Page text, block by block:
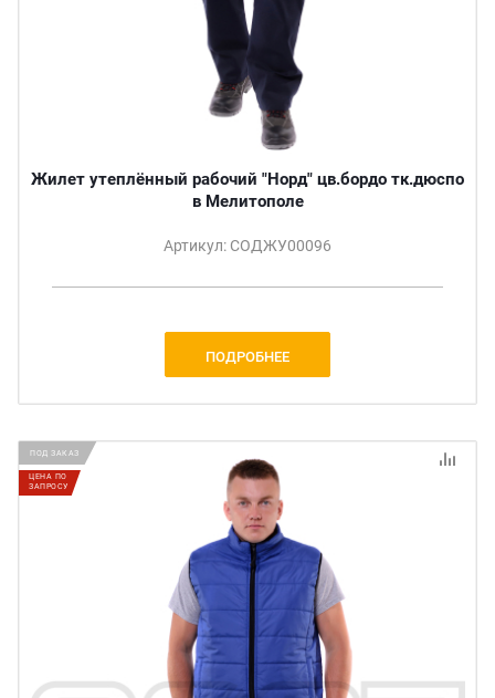
Жилет утеплённый рабочий "Норд" цв.бордо тк.дюспо
в Мелитополе
Артикул: СОДЖУ00096
ПОДРОБНЕЕ
ПОД ЗАКАЗ
ЦЕНА ПО
ЗАПРОСУ